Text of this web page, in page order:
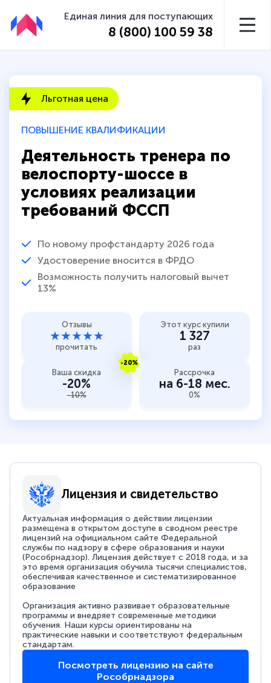
Единая линия для поступающих
8 (800) 100 59 38
ПОВЫШЕНИЕ КВАЛИФИКАЦИИ
Деятельность тренера по
велоспорту-шоссе в
условиях реализации
требований ФССП
По новому профстандарту 2026 года
Удостоверение вносится в ФРДО
Возможность получить налоговый вычет
13%
Льготная цена
Отзывы
★★★★★
прочитать
Этот курс купили
1 327
раз
-20%
Ваша скидка
-20%
-10%
Рассрочка
на 6-18 мес.
0%
Лицензия и свидетельство
Актуальная информация о действии лицензии
размещена в открытом доступе в сводном реестре
лицензий на официальном сайте Федеральной
службы по надзору в сфере образования и науки
(Рособрнадзор). Лицензия действует с 2018 года, и за
это время организация обучила тысячи специалистов,
обеспечивая качественное и систематизированное
образование
Организация активно развивает образовательные
программы и внедряет современные методики
обучения. Наши курсы ориентированы на
практические навыки и соответствуют федеральным
стандартам.
Посмотреть лицензию на сайте
Рособрнадзора